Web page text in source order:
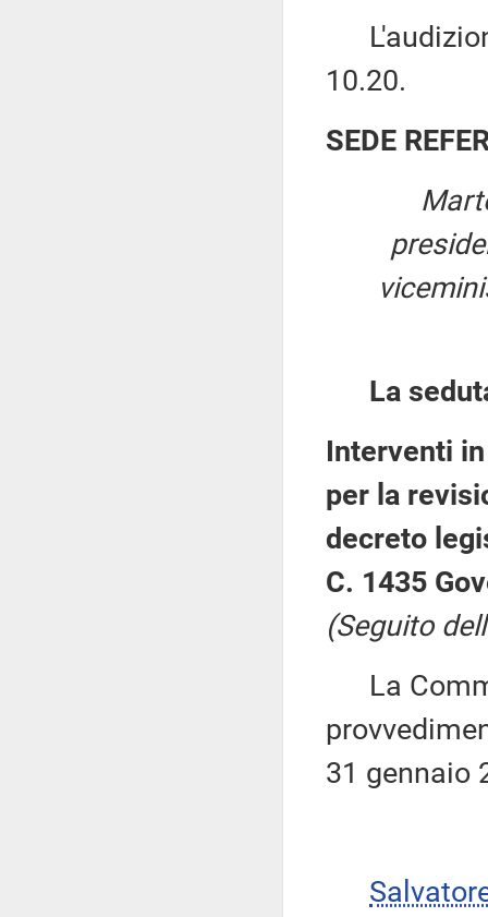
10.20.
SEDE
La
Interventi
per la
decreto
C. 1435
(Seguito
La
31 gennaio